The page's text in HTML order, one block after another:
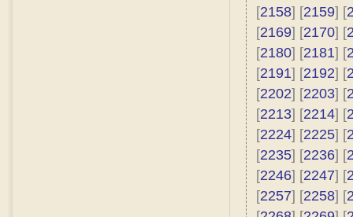
[2158] [2159] [
[2169] [2170] [
[2180] [2181] [
[2191] [2192] [
[2202] [2203] [
[2213] [2214] [
[2224] [2225] [
[2235] [2236] [
[2246] [2247] [
[2257] [2258] [